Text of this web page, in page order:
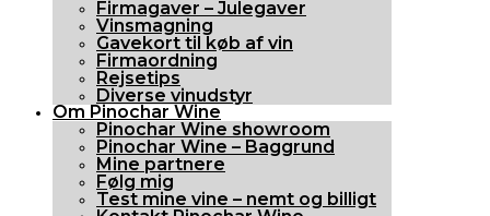
Firmagaver – Julegaver
Vinsmagning
Gavekort til køb af vin
Firmaordning
Rejsetips
Diverse vinudstyr
Om Pinochar Wine
Pinochar Wine showroom
Pinochar Wine – Baggrund
Mine partnere
Følg mig
Test mine vine – nemt og billigt